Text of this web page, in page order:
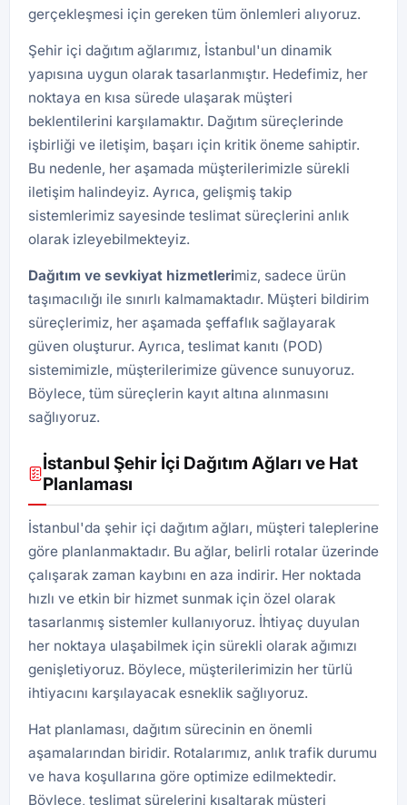
gerçekleşmesi için gereken tüm önlemleri alıyoruz.
Şehir içi dağıtım ağlarımız, İstanbul'un dinamik
yapısına uygun olarak tasarlanmıştır. Hedefimiz, her
noktaya en kısa sürede ulaşarak müşteri
beklentilerini karşılamaktır. Dağıtım süreçlerinde
işbirliği ve iletişim, başarı için kritik öneme sahiptir.
Bu nedenle, her aşamada müşterilerimizle sürekli
iletişim halindeyiz. Ayrıca, gelişmiş takip
sistemlerimiz sayesinde teslimat süreçlerini anlık
olarak izleyebilmekteyiz.
Dağıtım ve sevkiyat hizmetlerimiz, sadece ürün
taşımacılığı ile sınırlı kalmamaktadır. Müşteri bildirim
süreçlerimiz, her aşamada şeffaflık sağlayarak
güven oluşturur. Ayrıca, teslimat kanıtı (POD)
sistemimizle, müşterilerimize güvence sunuyoruz.
Böylece, tüm süreçlerin kayıt altına alınmasını
sağlıyoruz.
İstanbul Şehir İçi Dağıtım Ağları ve Hat
Planlaması
İstanbul'da şehir içi dağıtım ağları, müşteri taleplerine
göre planlanmaktadır. Bu ağlar, belirli rotalar üzerinde
çalışarak zaman kaybını en aza indirir. Her noktada
hızlı ve etkin bir hizmet sunmak için özel olarak
tasarlanmış sistemler kullanıyoruz. İhtiyaç duyulan
her noktaya ulaşabilmek için sürekli olarak ağımızı
genişletiyoruz. Böylece, müşterilerimizin her türlü
ihtiyacını karşılayacak esneklik sağlıyoruz.
Hat planlaması, dağıtım sürecinin en önemli
aşamalarından biridir. Rotalarımız, anlık trafik durumu
ve hava koşullarına göre optimize edilmektedir.
Böylece, teslimat sürelerini kısaltarak müşteri